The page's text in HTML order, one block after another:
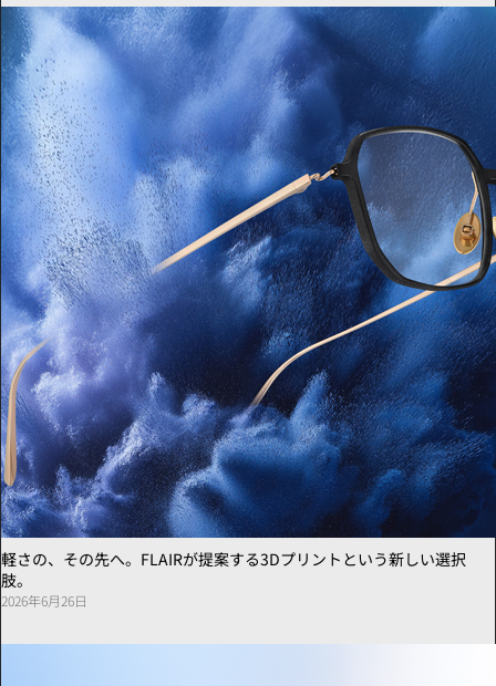
軽さの、その先へ。FLAIRが提案する3Dプリントという新しい選択
肢。
2026年6月26日